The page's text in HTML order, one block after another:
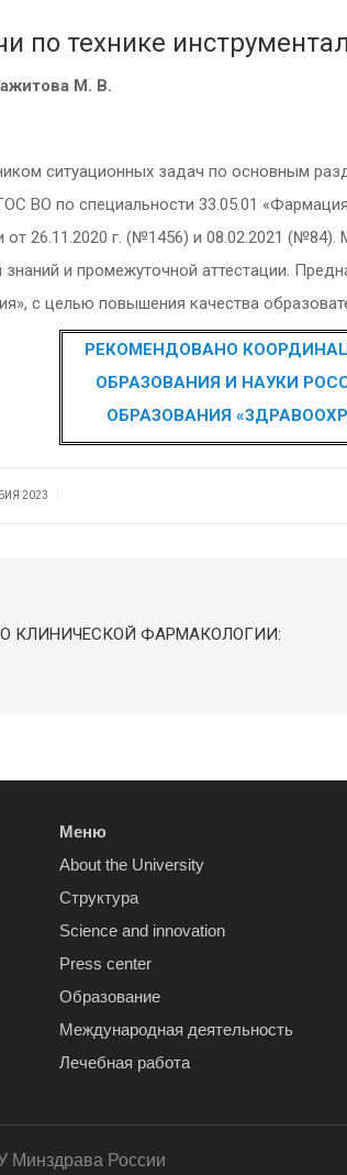
по технике
М. В.
ситуационных задач по основным
ВО по специальности 33.05.01
26.11.2020 г. (№1456) и 08.02.2021
знаний и промежуточной аттестации.
с целью повышения качества
РЕКОМЕНДОВАНО
ОБРАЗОВАНИЯ И НАУКИ
ОБРАЗОВАНИЯ
2023
КЛИНИЧЕСКОЙ ФАРМАКОЛОГИИ:
Меню
About the University
Структура
Science and innovation
Press center
Образование
Международная деятельность
Лечебная работа
Минздрава России